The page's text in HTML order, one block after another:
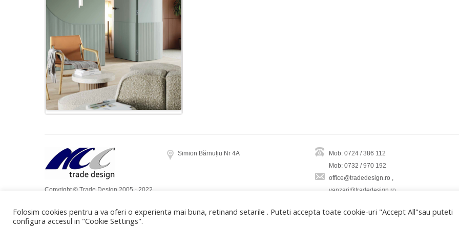
Copyright © Trade Design 2005 - 2022.
Dow Media
Simion Bărnuțiu Nr 4A
Mob: 0724 / 386 112
Mob: 0732 / 970 192
office@tradedesign.ro ,
vanzari@tradedesign.ro
Folosim cookies pentru a va oferi o experienta mai buna, retinand setarile . Puteti accepta toate cookie-uri "Accept All"sau puteti
configura accesul in "Cookie Settings".